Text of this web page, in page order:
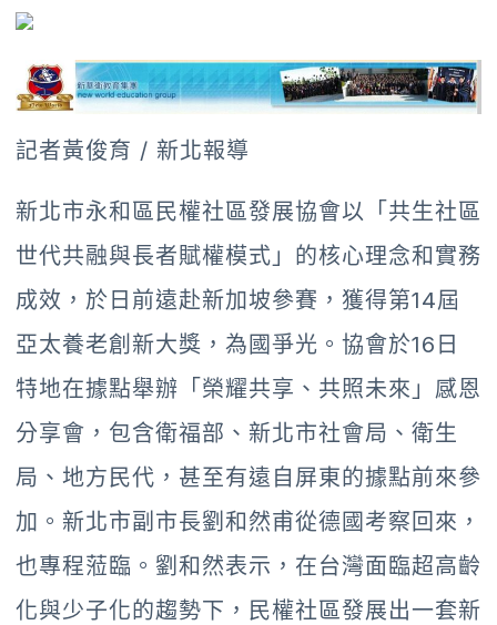
記者黃俊育 / 新北報導
新北市永和區民權社區發展協會以「共生社區
世代共融與長者賦權模式」的核心理念和實務
成效，於日前遠赴新加坡參賽，獲得第14屆
亞太養老創新大獎，為國爭光。協會於16日
特地在據點舉辦「榮耀共享、共照未來」感恩
分享會，包含衛福部、新北市社會局、衛生
局、地方民代，甚至有遠自屏東的據點前來參
加。新北市副市長劉和然甫從德國考察回來，
也專程蒞臨。劉和然表示，在台灣面臨超高齡
化與少子化的趨勢下，民權社區發展出一套新